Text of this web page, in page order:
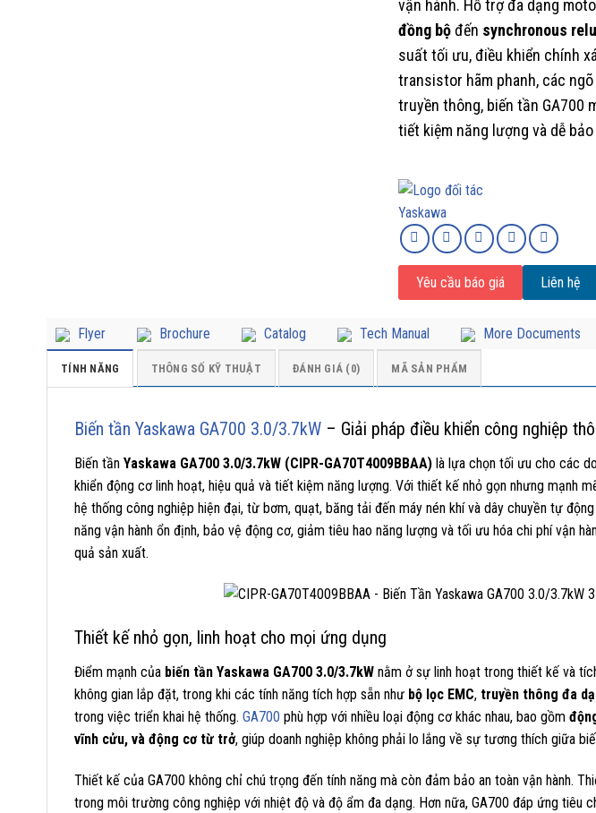
vận hành. Hỗ trợ đa dạng
đồng bộđến synchronous
suất tối ưu, điều khiển chính
transistor hãm phanh, các
truyền thông, biến tần GA700
tiết kiệm năng lượng và dễ
Yêu cầu báo giá Liên hệ
Flyer Brochure Catalog Tech Manual More Documents
TÍNH NĂNG THÔNG SỐ KỸ THUẬT ĐÁNH GIÁ (0) MÃ SẢN PHẨM
Biến tần Yaskawa GA700 3.0/3.7kW – Giải pháp điều khiển công nghiệp
Biến tần Yaskawa GA700 3.0/3.7kW (CIPR-GA70T4009BBAA) là lựa chọn tối ưu cho các
khiển động cơ linh hoạt, hiệu quả và tiết kiệm năng lượng. Với thiết kế nhỏ gọn nhưng mạnh
hệ thống công nghiệp hiện đại, từ bơm, quạt, băng tải đến máy nén khí và dây chuyền tự
năng vận hành ổn định, bảo vệ động cơ, giảm tiêu hao năng lượng và tối ưu hóa chi phí vận
quả sản xuất.
Thiết kế nhỏ gọn, linh hoạt cho mọi ứng dụng
Điểm mạnh của biến tần Yaskawa GA700 3.0/3.7kW nằm ở sự linh hoạt trong thiết kế và
không gian lắp đặt, trong khi các tính năng tích hợp sẵn như bộ lọc EMC, truyền thông đa
trong việc triển khai hệ thống. GA700 phù hợp với nhiều loại động cơ khác nhau, bao gồm
vĩnh cửu, và động cơ từ trở, giúp doanh nghiệp không phải lo lắng về sự tương thích giữa
Thiết kế của GA700 không chỉ chú trọng đến tính năng mà còn đảm bảo an toàn vận hành.
trong môi trường công nghiệp với nhiệt độ và độ ẩm đa dạng. Hơn nữa, GA700 đáp ứng tiêu